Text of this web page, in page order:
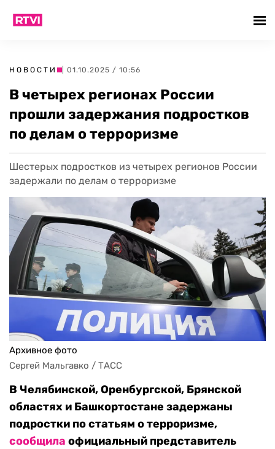
НОВОСТИ | 01.10.2025 / 10:56
В четырех регионах России
прошли задержания подростков
по делам о терроризме
Шестерых подростков из четырех регионов России
задержали по делам о терроризме
Архивное фото
Сергей Мальгавко / ТАСС
В Челябинской, Оренбургской, Брянской
областях и Башкортостане задержаны
подростки по статьям о терроризме,
сообщила официальный представитель